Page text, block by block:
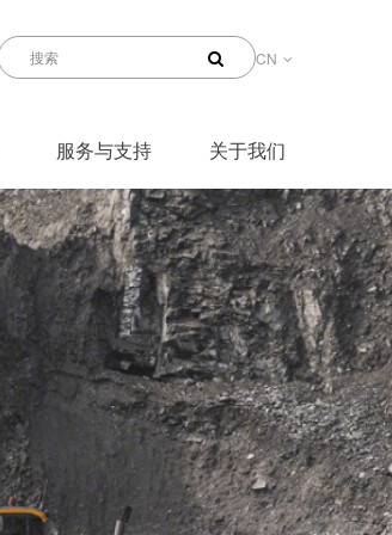
CN
服务与支持 关于我们